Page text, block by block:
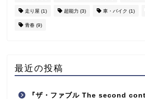
走り屋 (1) 超能力 (3) 車・バイク (1)
青春 (9)
最近の投稿
『ザ・ファブル The second